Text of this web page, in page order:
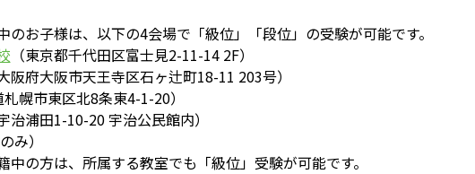
のお子様は、以下の4会場で「級位」「段位」の受験が可能です。
（東京都千代田区富士見2-11-14 2F）
大阪府大阪市天王寺区石ヶ辻町18-11 203号）
札幌市東区北8条東4-1-20）
治浦田1-10-20 宇治公民館内）
み）
の方は、所属する教室でも「級位」受験が可能です。